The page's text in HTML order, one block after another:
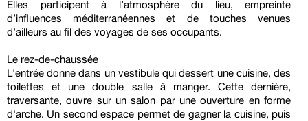
Elles participent à l’atmosphère du lieu, empreinte
d’influences méditerranéennes et de touches venues
d’ailleurs au fil des voyages de ses occupants.
Le rez-de-chaussée
L'entrée donne dans un vestibule qui dessert une cuisine, des
toilettes et une double salle à manger. Cette dernière,
traversante, ouvre sur un salon par une ouverture en forme
d'arche. Un second espace permet de gagner la cuisine, puis